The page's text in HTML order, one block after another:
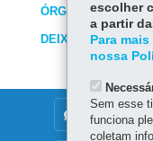
ÓRGÃO
DEIXE SUA
DENUNCIE
escolher
a partir
Para
nossa
Sem esse
funciona
coletam